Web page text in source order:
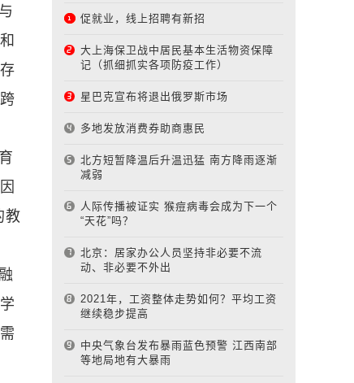
教
促就业，线上招聘有新招
大上海保卫战中居民基本生活物资保障
记（抓细抓实各项防疫工作）
星巴克宣布将退出俄罗斯市场
多地发放消费券助商惠民
北方短暂降温后升温迅猛 南方降雨逐渐
减弱
人际传播被证实 猴痘病毒会成为下一个
“天花”吗？
北京：居家办公人员坚持非必要不流
动、非必要不外出
2021年，工资整体走势如何？平均工资
继续稳步提高
中央气象台发布暴雨蓝色预警 江西南部
等地局地有大暴雨